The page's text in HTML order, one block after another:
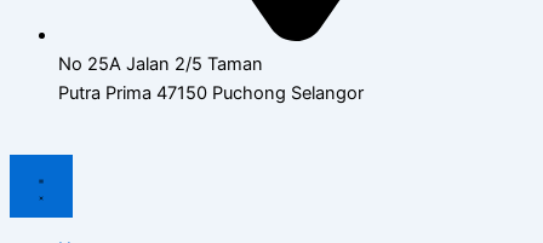
No 25A Jalan 2/5 Taman
Putra Prima 47150 Puchong Selangor